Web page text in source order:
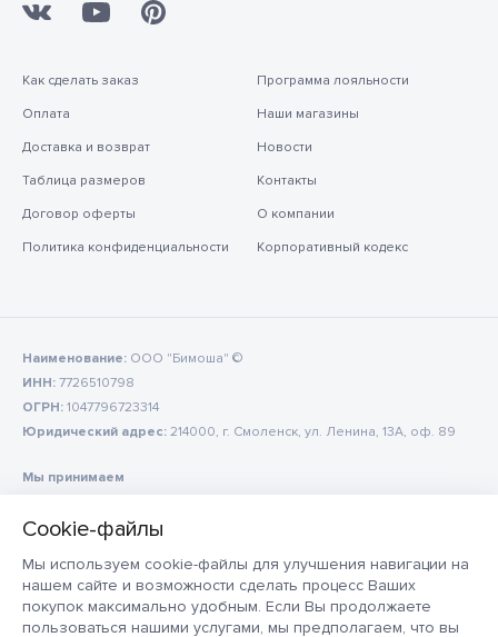
Мы используем cookie-файлы для улучшения навигации на
нашем сайте и возможности сделать процесс Ваших
покупок максимально удобным. Если Вы продолжаете
пользоваться нашими услугами, мы предполагаем, что вы
Как сделать заказ
Оплата
Доставка и возврат
Таблица размеров
Договор оферты
Политика конфиденциальности
Программа лояльности
Наши магазины
Новости
Контакты
О компании
Корпоративный кодекс
Наименование: ООО "Бимоша" ©
ИНН: 7726510798
ОГРН: 1047796723314
Юридический адрес: 214000, г. Смоленск, ул. Ленина, 13А, оф. 89
Мы принимаем